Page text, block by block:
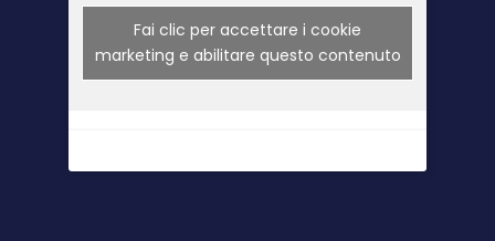
Fai clic per accettare i cookie
marketing e abilitare questo contenuto